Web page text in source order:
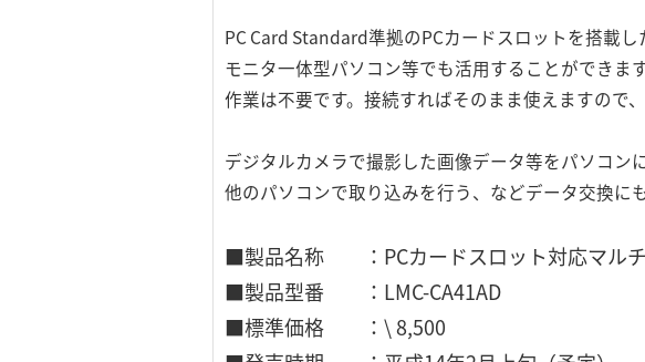
PC Card Standard準拠のPCカードスロットを搭載
モニタ一体型パソコン等でも活用することができま
作業は不要です。接続すればそのまま使えますので
デジタルカメラで撮影した画像データ等をパソコン
他のパソコンで取り込みを行う、などデータ交換に
■製品名称 ：PCカードスロット対応マルチ
■製品型番 ：LMC-CA41AD
■標準価格 ：\ 8,500